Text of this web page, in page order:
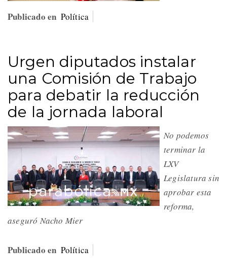
Publicado en Política
Urgen diputados instalar
una Comisión de Trabajo
para debatir la reducción
de la jornada laboral
No podemos
terminar la
LXV
Legislatura sin
aprobar esta
reforma,
aseguró Nacho Mier
Publicado en Política